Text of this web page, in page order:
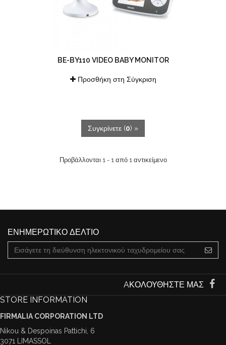
BE-BY110 VIDEO BABY MONITOR
Προσθήκη στη Σύγκριση
Συγκρίνετε (0) »
Προβάλλονται 1 - 1 από 1 αντικείμενο
ΕΝΗΜΕΡΩΤΙΚΌ ΔΕΛΤΊΟ
AΚΟΛΟΥΘΉΣΤΕ ΜΑΣ
STORE INFORMATION
FIRMALIA CORPORATION LTD
Nikou & Despoinas Pattichi, 6
3071 LIMASSOL